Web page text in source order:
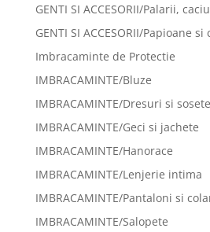
GENTI SI ACCESORII/Palarii,
GENTI SI ACCESORII/Papioane si
Imbracaminte de Protectie
IMBRACAMINTE/Bluze
IMBRACAMINTE/Dresuri si sosete
IMBRACAMINTE/Geci si jachete
IMBRACAMINTE/Hanorace
IMBRACAMINTE/Lenjerie intima
IMBRACAMINTE/Pantaloni si
IMBRACAMINTE/Salopete